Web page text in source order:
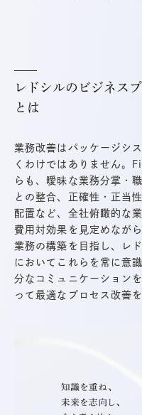
レドシルのビジネス
とは
業務改善はパッケージシ
くわけではありません
らも、曖昧な業務分掌・
との整合、正確性・正当
配置など、全社俯瞰的な
費用対効果を見定めなが
業務の構築を目指し、レ
においてこれらを常に意
分なコミュニケーション
って最適なプロセス改善